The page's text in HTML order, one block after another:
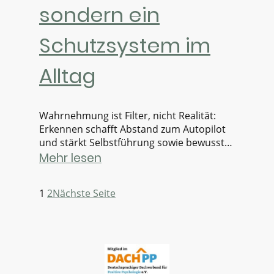
sondern ein
Schutzsystem im
Alltag
Wahrnehmung ist Filter, nicht Realität:
Erkennen schafft Abstand zum Autopilot
und stärkt Selbstführung sowie bewusste
Entscheidungen.
Mehr lesen
1 2Nächste Seite